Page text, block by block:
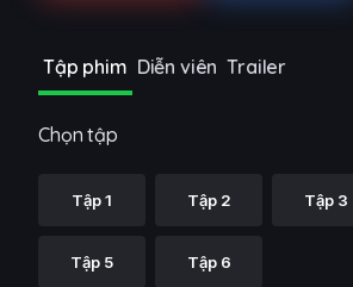
Tập phim Diễn viên Trailer
Chọn tập
Tập 1 Tập 2 Tập 3
Tập 5 Tập 6